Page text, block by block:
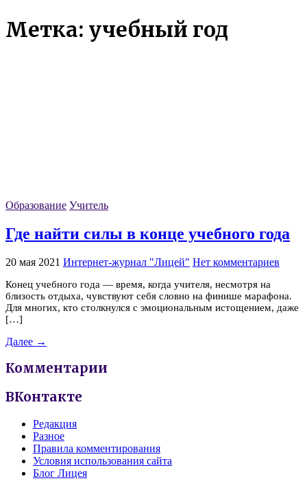
Метка: учебный год
Образование Учитель
Где найти силы в конце учебного года
20 мая 2021 Интернет-журнал "Лицей" Нет комментариев
Конец учебного года — время, когда учителя, несмотря на
близость отдыха, чувствуют себя словно на финише марафона.
Для многих, кто столкнулся с эмоциональным истощением, даже
[…]
Далее →
Комментарии
ВКонтакте
Редакция
Разное
Правила комментирования
Условия использования сайта
Блог Лицея